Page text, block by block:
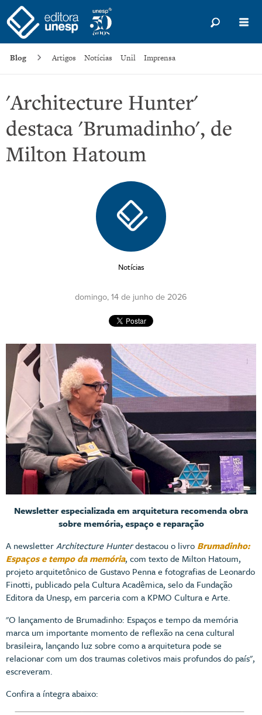
Blog Artigos Notícias Unil Imprensa
'Architecture Hunter'
destaca 'Brumadinho', de
Milton Hatoum
Notícias
domingo, 14 de junho de 2026
Newsletter especializada em arquitetura recomenda obra
sobre memória, espaço e reparação
A newsletterArchitecture Hunterdestacou o livro Brumadinho:
Espaços e tempo da memória, com texto de Milton Hatoum,
projeto arquitetônico de Gustavo Penna e fotografias de Leonardo
Finotti, publicado pela Cultura Acadêmica, selo da Fundação
Editora da Unesp, em parceria com a KPMO Cultura e Arte.
"O lançamento de Brumadinho: Espaços e tempo da memória
marca um importante momento de reflexão na cena cultural
brasileira, lançando luz sobre como a arquitetura pode se
relacionar com um dos traumas coletivos mais profundos do país",
escreveram.
Confira a íntegra abaixo: